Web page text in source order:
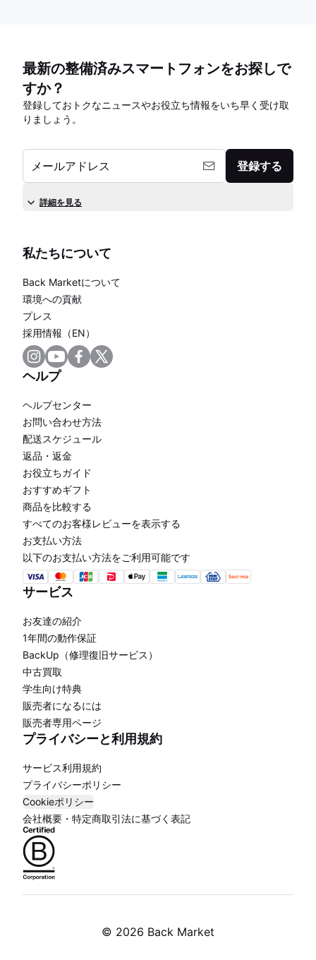
最新の整備済みスマートフォンをお探しで
すか？
登録しておトクなニュースやお役立ち情報をいち早く受け取
りましょう。
メールアドレス 登録する
詳細を見る
私たちについて
Back Marketについて
環境への貢献
プレス
採用情報（EN）
ヘルプ
ヘルプセンター
お問い合わせ方法
配送スケジュール
返品・返金
お役立ちガイド
おすすめギフト
商品を比較する
すべてのお客様レビューを表示する
お支払い方法
以下のお支払い方法をご利用可能です
サービス
お友達の紹介
1年間の動作保証
BackUp（修理復旧サービス）
中古買取
学生向け特典
販売者になるには
販売者専用ページ
プライバシーと利用規約
サービス利用規約
プライバシーポリシー
Cookieポリシー
会社概要・特定商取引法に基づく表記
© 2026 Back Market